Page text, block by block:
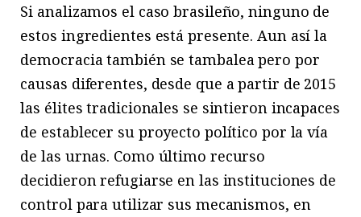
Si analizamos el caso brasileño, ninguno de
estos ingredientes está presente. Aun así la
democracia también se tambalea pero por
causas diferentes, desde que a partir de 2015
las élites tradicionales se sintieron incapaces
de establecer su proyecto político por la vía
de las urnas. Como último recurso
decidieron refugiarse en las instituciones de
control para utilizar sus mecanismos, en